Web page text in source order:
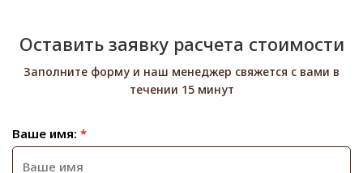
Оставить заявку расчета стоимости
Заполните форму и наш менеджер свяжется с вами в
течении 15 минут
Ваше имя: *